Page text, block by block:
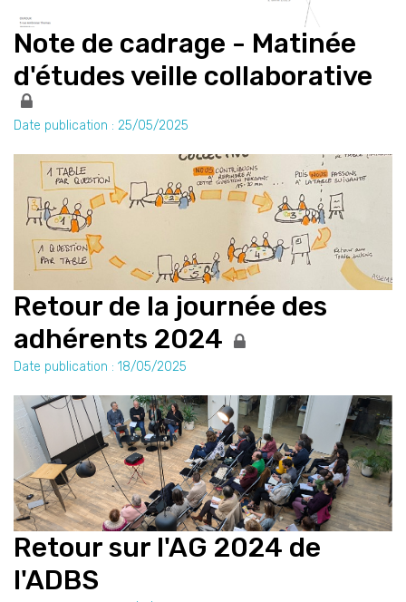
Note de cadrage - Matinée
d'études veille collaborative
Date publication : 25/05/2025
Retour de la journée des
adhérents 2024
Date publication : 18/05/2025
Retour sur l'AG 2024 de
l'ADBS